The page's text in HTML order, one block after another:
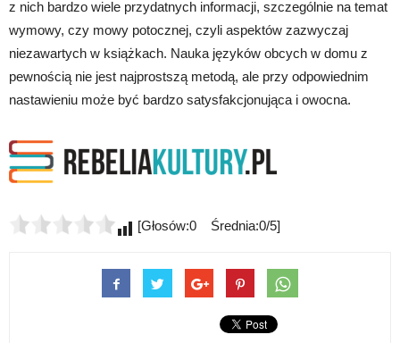
z nich bardzo wiele przydatnych informacji, szczególnie na temat
wymowy, czy mowy potocznej, czyli aspektów zazwyczaj
niezawartych w książkach. Nauka języków obcych w domu z
pewnością nie jest najprostszą metodą, ale przy odpowiednim
nastawieniu może być bardzo satysfakcjonująca i owocna.
[Głosów:0 Średnia:0/5]